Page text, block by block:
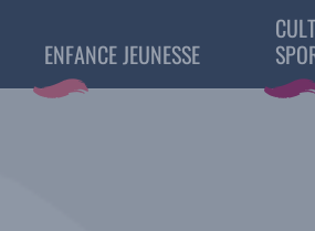
ENFANCE JEUNESSE